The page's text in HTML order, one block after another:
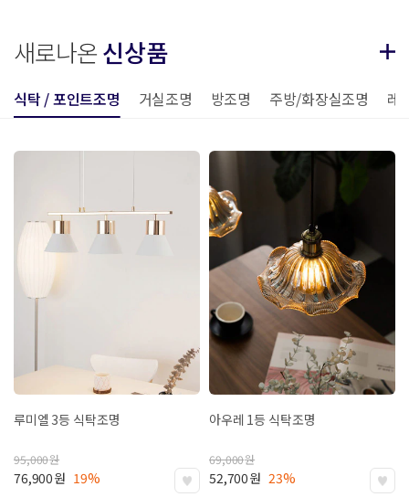
새로나온신상품
식탁 / 포인트조명 거실조명 방조명 주방/화장실조명 레
루미엘 3등 식탁조명
95,000원
76,900원 19%
아우레 1등 식탁조명
69,000원
52,700원 23%